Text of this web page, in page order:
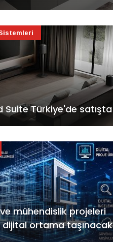
Suite Türkiye'de satışta
ve mühendislik projeleri
dijital ortama taşınacak